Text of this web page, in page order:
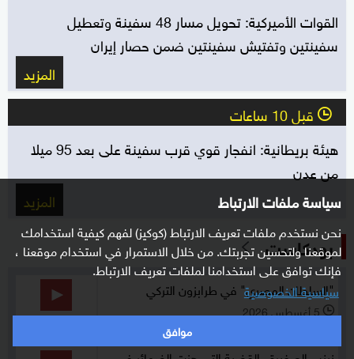
سياسة ملفات الارتباط
نحن نستخدم ملفات تعريف الارتباط (كوكيز) لفهم كيفية استخدامك
لموقعنا ولتحسين تجربتك. من خلال الاستمرار في استخدام موقعنا ،
فإنك توافق على استخدامنا لملفات تعريف الارتباط.
سياسية الخصوصية
موافق
القوات الأميركية: تحويل مسار 48 سفينة وتعطيل
سفينتين وتفتيش سفينتين ضمن حصار إيران
المزيد
l قبل 10 ساعات
هيئة بريطانية: انفجار قوي قرب سفينة على بعد 95 ميلا
من عدن
المزيد
بودكاست
"السلطان المصري" في طرابزون التركي
l 5 أغسطس 2026